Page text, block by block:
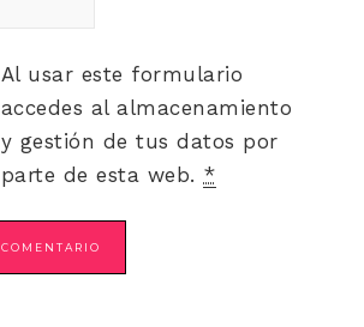
Al usar este formulario
accedes al almacenamiento
y gestión de tus datos por
parte de esta web. *